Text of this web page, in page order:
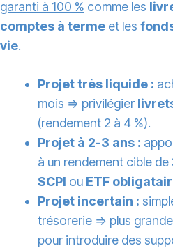
garanti à 100 % comme les
comptes à terme et les
vie.
Projet très liquide :
mois ⇒ privilégier
(rendement 2 à 4 %).
Projet à 2-3 ans :
à un rendement cible
SCPI ou ETF
Projet incertain :
trésorerie ⇒ plus
pour introduire des